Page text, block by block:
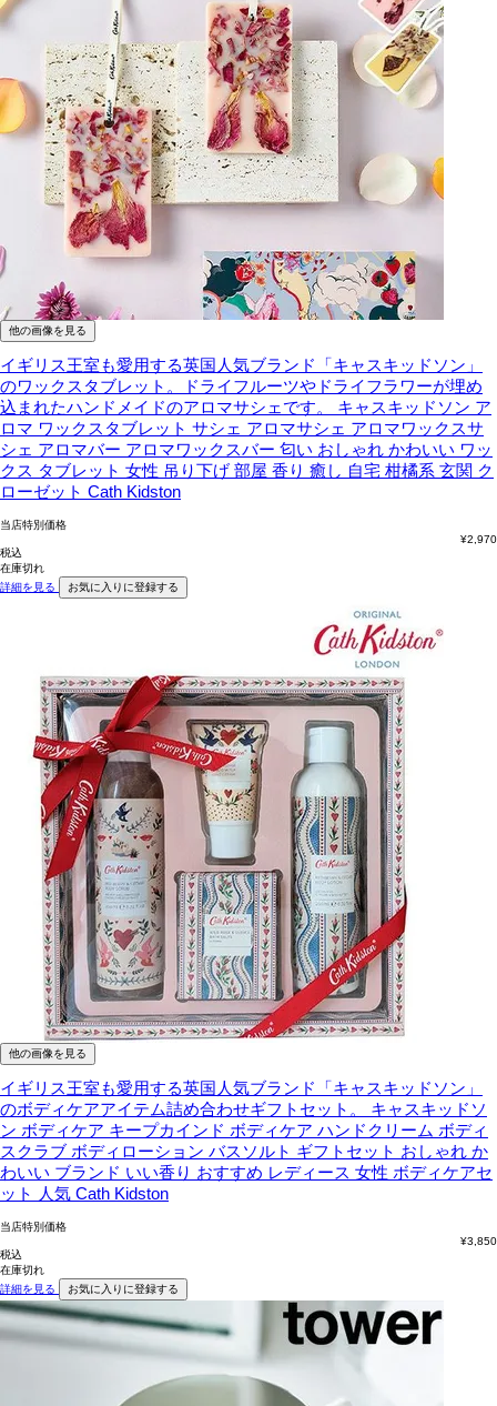
他の画像を見る
イギリス王室も愛用する英国人気ブランド「キャスキッドソン」
のワックスタブレット。ドライフルーツやドライフラワーが埋め
込まれたハンドメイドのアロマサシェです。
キャスキッドソン ア
ロマ ワックスタブレット サシェ アロマサシェ アロマワックスサ
シェ アロマバー アロマワックスバー 匂い おしゃれ かわいい ワッ
クス タブレット 女性 吊り下げ 部屋 香り 癒し 自宅 柑橘系 玄関 ク
ローゼット Cath Kidston
当店特別価格
¥2,970
税込
在庫切れ
詳細を見る
お気に入りに登録する
他の画像を見る
イギリス王室も愛用する英国人気ブランド「キャスキッドソン」
のボディケアアイテム詰め合わせギフトセット。
キャスキッドソ
ン ボディケア キープカインド ボディケア ハンドクリーム ボディ
スクラブ ボディローション バスソルト ギフトセット おしゃれ か
わいい ブランド いい香り おすすめ レディース 女性 ボディケアセ
ット 人気 Cath Kidston
当店特別価格
¥3,850
税込
在庫切れ
詳細を見る
お気に入りに登録する